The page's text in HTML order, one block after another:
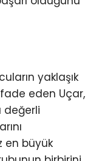
yaklaşık
eden Uçar,
değerli
en büyük